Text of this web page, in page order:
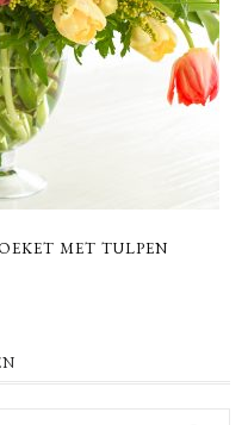
MET TULPEN